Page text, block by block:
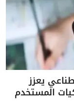
يعزز
المستخدم